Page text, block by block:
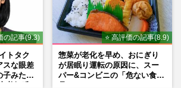
の記事(9.3)
トタク
スな眼差
子みた
⭐ 高評価の記事(8.9)
惣菜が老化を早め、おにぎり
が居眠り運転の原因に、スー
パー&コンビニの「危ない食